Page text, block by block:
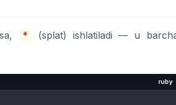
*
(splat) ishlatiladi — u
ruby